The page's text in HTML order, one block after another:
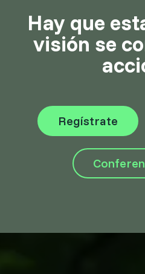
Hay que
visión se
Regístrate